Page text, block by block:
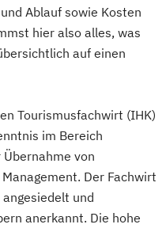
Ablauf sowie Kosten
hier also alles, was
auf einen
Tourismusfachwirt (IHK)
im Bereich
von
Der Fachwirt
und
anerkannt. Die hohe